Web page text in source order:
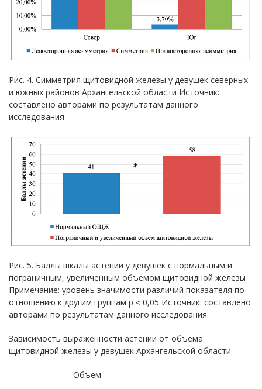
Рис. 4. Симметрия щитовидной железы у девушек северных
и южных районов Архангельской области Источник:
составлено авторами по результатам данного
исследования
Рис. 5. Баллы шкалы астении у девушек с нормальным и
пограничным, увеличенным объемом щитовидной железы
Примечание: уровень значимости различий показателя по
отношению к другим группам р ˂ 0,05 Источник: составлено
авторами по результатам данного исследования
Зависимость выраженности астении от объема
щитовидной железы у девушек Архангельской области
Объем